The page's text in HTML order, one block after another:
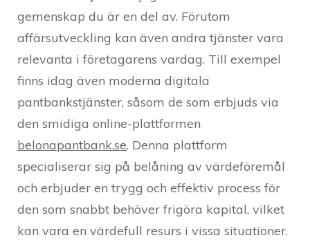
gemenskap du är en del av. Förutom
affärsutveckling kan även andra tjänster vara
relevanta i företagarens vardag. Till exempel
finns idag även moderna digitala
pantbankstjänster, såsom de som erbjuds via
den smidiga online-plattformen
belonapantbank.se. Denna plattform
specialiserar sig på belåning av värdeföremål
och erbjuder en trygg och effektiv process för
den som snabbt behöver frigöra kapital, vilket
kan vara en värdefull resurs i vissa situationer.